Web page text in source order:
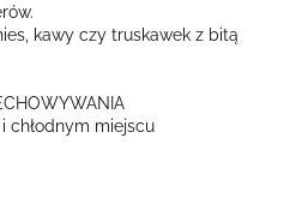
kawy czy truskawek z bitą
chłodnym miejscu